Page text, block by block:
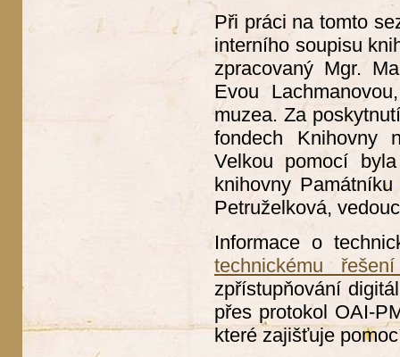
Při práci na tomto
interního soupisu
zpracovaný Mgr.
Evou
muzea. Za
fondech Knihovny
Velkou pomocí
knihovny
Petruželková,
Informace o
technickému
zpřístupňování
přes protokol OAI-
které zajišťuje